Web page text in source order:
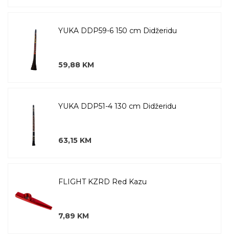
YUKA DDP59-6 150 cm Didžeridu
59,88 KM
YUKA DDP51-4 130 cm Didžeridu
63,15 KM
FLIGHT KZRD Red Kazu
7,89 KM